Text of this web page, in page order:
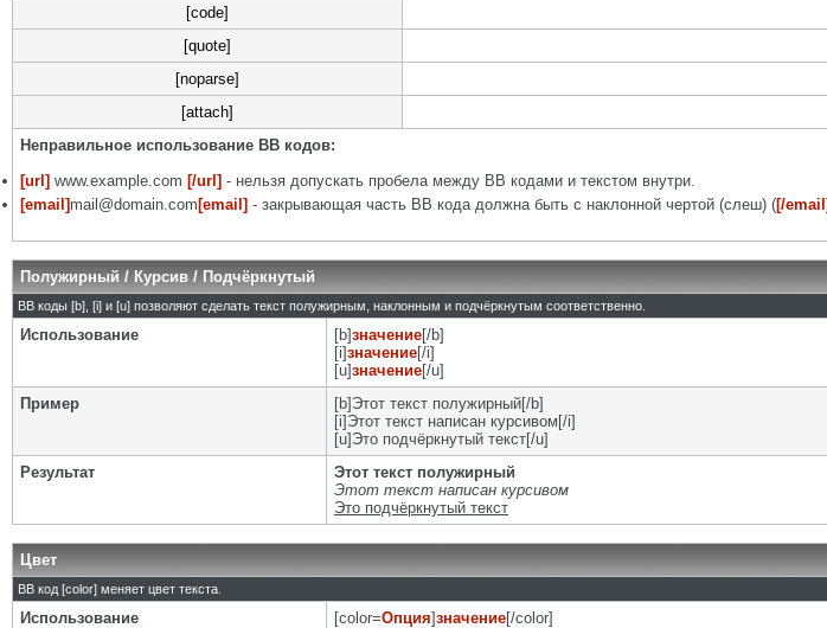
[code]
[quote]
[noparse]
[attach]
Неправильное использование BB кодов:
[url] www.example.com [/url] - нельзя допускать пробела между BB кодами и текстом внутри.
[email] mail@domain.com [email] - закрывающая часть BB кода должна быть с наклонной чертой (слеш) ([/email]
Полужирный / Курсив / Подчёркнутый
BB коды [b], [i] и [u] позволяют сделать текст полужирным, наклонным и подчёркнутым соответственно.
Использование [b]значение[/b]
[i]значение[/i]
[u]значение[/u]
Пример
[b]Этот текст полужирный[/b]
[i]Этот текст написан курсивом[/i]
[u]Это подчёркнутый текст[/u]
Результат
Этот текст полужирный
Этот текст написан курсивом
Это подчёркнутый текст
Цвет
BB код [color] меняет цвет текста.
Использование [color=Опция]значение[/color]